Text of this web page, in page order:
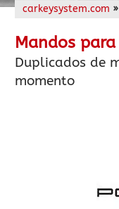
carkeysystem.com »
Mandos para
Duplicados de
momento